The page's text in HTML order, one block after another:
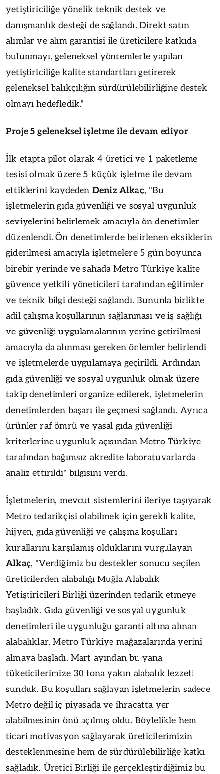
yetiştiriciliğe yönelik teknik destek ve
danışmanlık desteği de sağlandı. Direkt satın
alımlar ve alım garantisi ile üreticilere katkıda
bulunmayı, geleneksel yöntemlerle yapılan
yetiştiriciliğe kalite standartları getirerek
geleneksel balıkçılığın sürdürülebilirliğine destek
olmayı hedefledik."
Proje 5 geleneksel işletme ile devam ediyor
İlk etapta pilot olarak 4 üretici ve 1 paketleme
tesisi olmak üzere 5 küçük işletme ile devam
ettiklerini kaydeden Deniz Alkaç, "Bu
işletmelerin gıda güvenliği ve sosyal uygunluk
seviyelerini belirlemek amacıyla ön denetimler
düzenlendi. Ön denetimlerde belirlenen eksiklerin
giderilmesi amacıyla işletmelere 5 gün boyunca
birebir yerinde ve sahada Metro Türkiye kalite
güvence yetkili yöneticileri tarafından eğitimler
ve teknik bilgi desteği sağlandı. Bununla birlikte
adil çalışma koşullarının sağlanması ve iş sağlığı
ve güvenliği uygulamalarının yerine getirilmesi
amacıyla da alınması gereken önlemler belirlendi
ve işletmelerde uygulamaya geçirildi. Ardından
gıda güvenliği ve sosyal uygunluk olmak üzere
takip denetimleri organize edilerek, işletmelerin
denetimlerden başarı ile geçmesi sağlandı. Ayrıca
ürünler raf ömrü ve yasal gıda güvenliği
kriterlerine uygunluk açısından Metro Türkiye
tarafından bağımsız akredite laboratuvarlarda
analiz ettirildi" bilgisini verdi.
İşletmelerin, mevcut sistemlerini ileriye taşıyarak
Metro tedarikçisi olabilmek için gerekli kalite,
hijyen, gıda güvenliği ve çalışma koşulları
kurallarını karşılamış olduklarını vurgulayan
Alkaç, "Verdiğimiz bu destekler sonucu seçilen
üreticilerden alabalığı Muğla Alabalık
Yetiştiricileri Birliği üzerinden tedarik etmeye
başladık. Gıda güvenliği ve sosyal uygunluk
denetimleri ile uygunluğu garanti altına alınan
alabalıklar, Metro Türkiye mağazalarında yerini
almaya başladı. Mart ayından bu yana
tüketicilerimize 30 tona yakın alabalık lezzeti
sunduk. Bu koşulları sağlayan işletmelerin sadece
Metro değil iç piyasada ve ihracatta yer
alabilmesinin önü açılmış oldu. Böylelikle hem
ticari motivasyon sağlayarak üreticilerimizin
desteklenmesine hem de sürdürülebilirliğe katkı
sağladık. Üretici Birliği ile gerçekleştirdiğimiz bu